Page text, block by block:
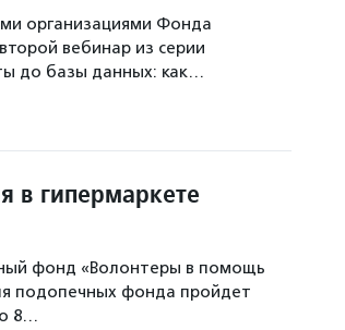
организациями Фонда
вебинар из серии
до базы данных: как…
в гипермаркете
фонд «Волонтеры в помощь
подопечных фонда пройдет
8…